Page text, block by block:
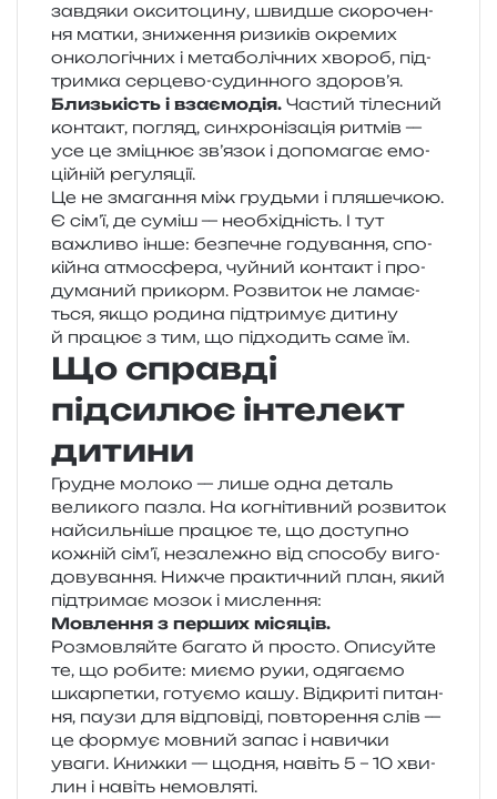
зав­дя­ки окси­то­ци­ну, швид­ше ско­ро­че­н­
ня матки, зни­же­н­ня ризи­ків окре­мих
онко­ло­гі­чних і мета­бо­лі­чних хво­роб, під­
трим­ка сер­це­во-судин­но­го здоров’я.
Близькість і вза­є­мо­дія. Частий тіле­сний
кон­такт, погляд, син­хро­ні­за­ція ритмів —
усе це змі­цнює зв’язок і допо­ма­гає емо­
цій­ній регуляції.
Це не зма­га­н­ня між гру­дьми і пля­ше­чкою.
Є сім’ї, де суміш — необ­хі­дність. І тут
важли­во інше: без­пе­чне году­ва­н­ня, спо­
кій­на атмо­сфе­ра, чуй­ний кон­такт і про­
ду­ма­ний при­корм. Розвиток не лама­є­
ться, якщо роди­на під­три­мує дити­ну
й пра­цює з тим, що під­хо­дить саме їм.
Що справді
підсилює інтелект
дитини
Грудне моло­ко — лише одна деталь
вели­ко­го пазла. На когні­тив­ний роз­ви­ток
най­силь­ні­ше пра­цює те, що досту­пно
кожній сім’ї, неза­ле­жно від спосо­бу виго­
до­ву­ва­н­ня. Нижче пра­кти­чний план, який
під­три­має мозок і мислення:
Мовлення з пер­ших міся­ців.
Розмовляйте бага­то й про­сто. Описуйте
те, що роби­те: миємо руки, одя­га­є­мо
шкар­пе­тки, готу­є­мо кашу. Відкриті пита­н­
ня, паузи для від­по­віді, повто­ре­н­ня слів —
це фор­мує мов­ний запас і нави­чки
уваги. Книжки — щодня, навіть 5 – 10 хви­
лин і навіть немовляті.